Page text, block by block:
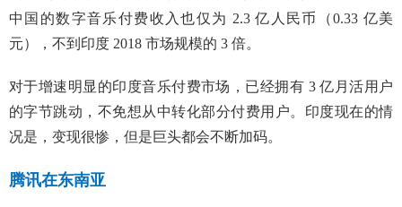
中国的数字音乐付费收入也仅为 2.3 亿人民币（0.33 亿美
元），不到印度 2018 市场规模的 3 倍。
对于增速明显的印度音乐付费市场，已经拥有 3 亿月活用户
的字节跳动，不免想从中转化部分付费用户。印度现在的情
况是，变现很惨，但是巨头都会不断加码。
腾讯在东南亚